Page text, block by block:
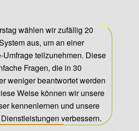
wählen wir zufällig 20
aus, um an einer
Umfrage teilzunehmen. Diese
Fragen, die in 30
weniger beantwortet werden
Weise können wir unsere
kennenlernen und unsere
verbessern.